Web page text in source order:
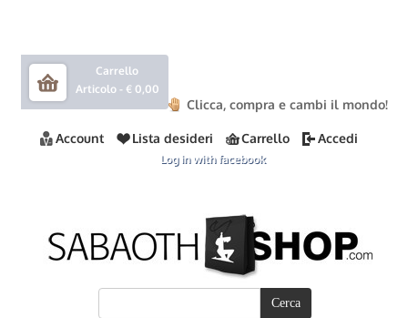
Carrello
Articolo - € 0,00
Clicca, compra e cambi il mondo!
Account Lista desideri Carrello Accedi
Log in with facebook